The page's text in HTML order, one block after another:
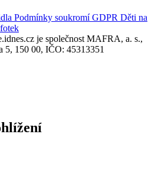
Podmínky soukromíGDPR Děti na
je společnost MAFRA, a. s.,
5, 150 00, IČO: 45313351